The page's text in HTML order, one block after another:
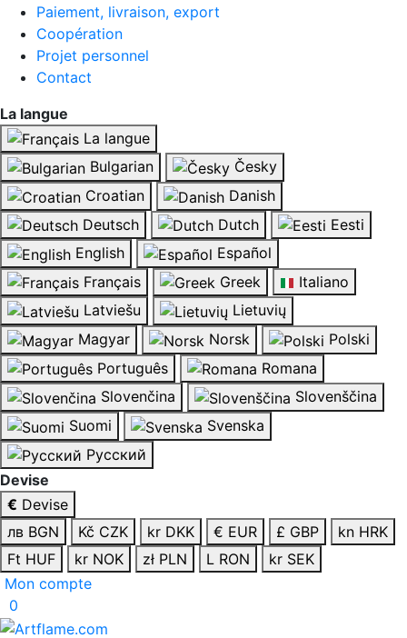
Paiement, livraison, export
Coopération
Projet personnel
Contact
La langue
La langue
Bulgarian
Česky
Croatian
Danish
Deutsch
Dutch
Eesti
English
Español
Français
Greek
Italiano
Latviešu
Lietuvių
Magyar
Norsk
Polski
Português
Romana
Slovenčina
Slovenščina
Suomi
Svenska
Русский
Devise
€ Devise
лв BGN
Kč CZK kr DKK € EUR £ GBP
kn HRK
Ft HUF
kr NOK zł PLN L RON
kr SEK
Mon compte
0